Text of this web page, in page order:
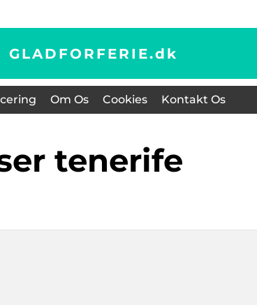
GLADFORFERIE.dk
Om Os Cookies Kontakt Os
tenerife